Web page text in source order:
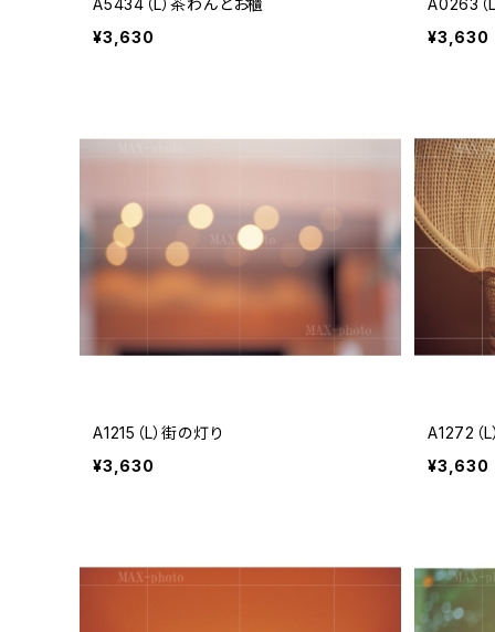
A5434（L）茶わんとお櫃
¥3,630
A0263（
¥3,630
A1215（L）街の灯り
¥3,630
A1272（
¥3,630